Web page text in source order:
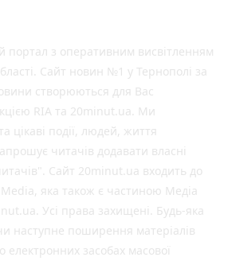
з оперативним висвітленням
Сайт новин №1 у Тернополі за
створюються для Вас
RIA та 20minut.ua. Ми
цікаві події, людей, життя
читачів додавати власні
Сайт 20minut.ua входить до
яка також є частиною Медіа
Усі права захищені. Будь-яка
наступне поширення матеріалів
електронних засобах масової